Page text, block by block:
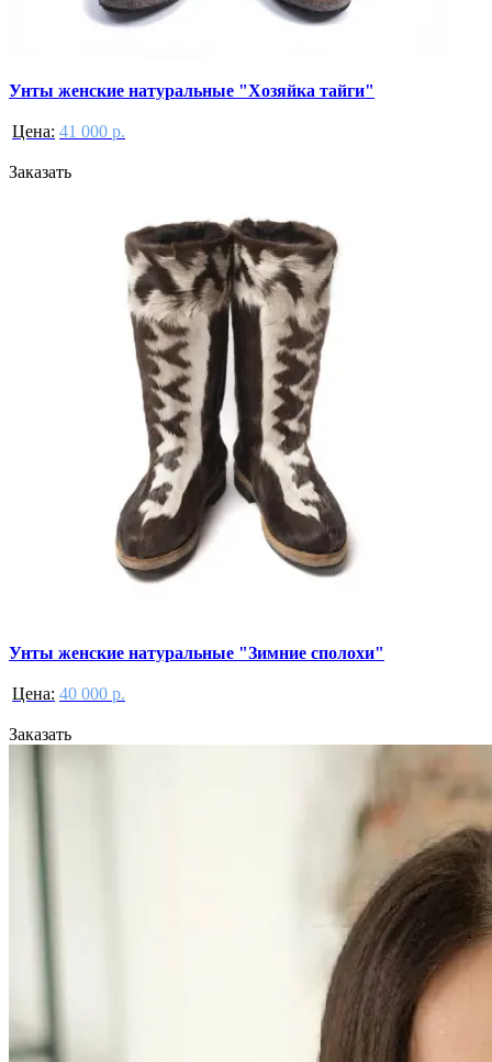
Унты женские натуральные "Хозяйка тайги"
Цена: 41 000 р.
Заказать
Унты женские натуральные "Зимние сполохи"
Цена: 40 000 р.
Заказать